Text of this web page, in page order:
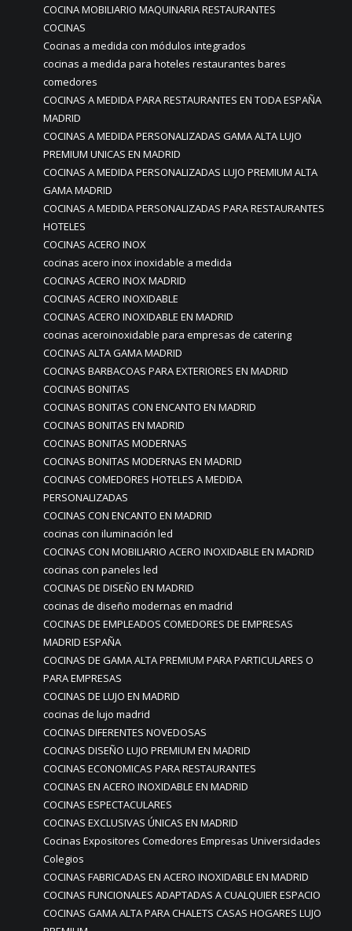
COCINA MOBILIARIO MAQUINARIA RESTAURANTES
COCINAS
Cocinas a medida con módulos integrados
cocinas a medida para hoteles restaurantes bares
comedores
COCINAS A MEDIDA PARA RESTAURANTES EN TODA ESPAÑA
MADRID
COCINAS A MEDIDA PERSONALIZADAS GAMA ALTA LUJO
PREMIUM UNICAS EN MADRID
COCINAS A MEDIDA PERSONALIZADAS LUJO PREMIUM ALTA
GAMA MADRID
COCINAS A MEDIDA PERSONALIZADAS PARA RESTAURANTES
HOTELES
COCINAS ACERO INOX
cocinas acero inox inoxidable a medida
COCINAS ACERO INOX MADRID
COCINAS ACERO INOXIDABLE
COCINAS ACERO INOXIDABLE EN MADRID
cocinas aceroinoxidable para empresas de catering
COCINAS ALTA GAMA MADRID
COCINAS BARBACOAS PARA EXTERIORES EN MADRID
COCINAS BONITAS
COCINAS BONITAS CON ENCANTO EN MADRID
COCINAS BONITAS EN MADRID
COCINAS BONITAS MODERNAS
COCINAS BONITAS MODERNAS EN MADRID
COCINAS COMEDORES HOTELES A MEDIDA
PERSONALIZADAS
COCINAS CON ENCANTO EN MADRID
cocinas con iluminación led
COCINAS CON MOBILIARIO ACERO INOXIDABLE EN MADRID
cocinas con paneles led
COCINAS DE DISEÑO EN MADRID
cocinas de diseño modernas en madrid
COCINAS DE EMPLEADOS COMEDORES DE EMPRESAS
MADRID ESPAÑA
COCINAS DE GAMA ALTA PREMIUM PARA PARTICULARES O
PARA EMPRESAS
COCINAS DE LUJO EN MADRID
cocinas de lujo madrid
COCINAS DIFERENTES NOVEDOSAS
COCINAS DISEÑO LUJO PREMIUM EN MADRID
COCINAS ECONOMICAS PARA RESTAURANTES
COCINAS EN ACERO INOXIDABLE EN MADRID
COCINAS ESPECTACULARES
COCINAS EXCLUSIVAS ÚNICAS EN MADRID
Cocinas Expositores Comedores Empresas Universidades
Colegios
COCINAS FABRICADAS EN ACERO INOXIDABLE EN MADRID
COCINAS FUNCIONALES ADAPTADAS A CUALQUIER ESPACIO
COCINAS GAMA ALTA PARA CHALETS CASAS HOGARES LUJO